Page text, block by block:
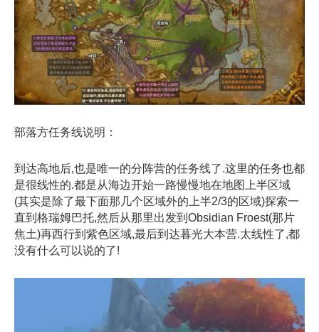
部落方任务线说明：
到达高地后,也是唯一的分阵营的任务线了.这里的任务也都
是很线性的.都是从海边开始一路慢慢地在地图上半区域
(其实是除了最下面那几个区域外的上半2/3的区域)探索一
直到格瑞姆巴托,然后从那里出发到Obsidian Froest(那片
焦土)再西行到紫色区域,最后到达暮光大本营.太线性了,都
没有什么可以说的了!